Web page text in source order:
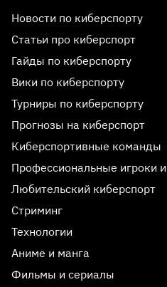
Новости по киберспорту
Статьи про киберспорт
Гайды по киберспорту
Вики по киберспорту
Турниры по киберспорту
Прогнозы на киберспорт
Киберспортивные команды
Профессиональные игроки
Любительский киберспорт
Стриминг
Технологии
Аниме и манга
Фильмы и сериалы